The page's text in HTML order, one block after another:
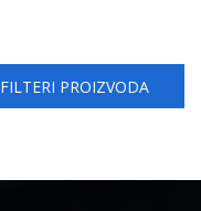
FILTERI PROIZVODA